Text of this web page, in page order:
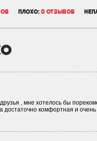
плохо: 0 отзывов
, мне хотелось бы
достаточно комфортная и